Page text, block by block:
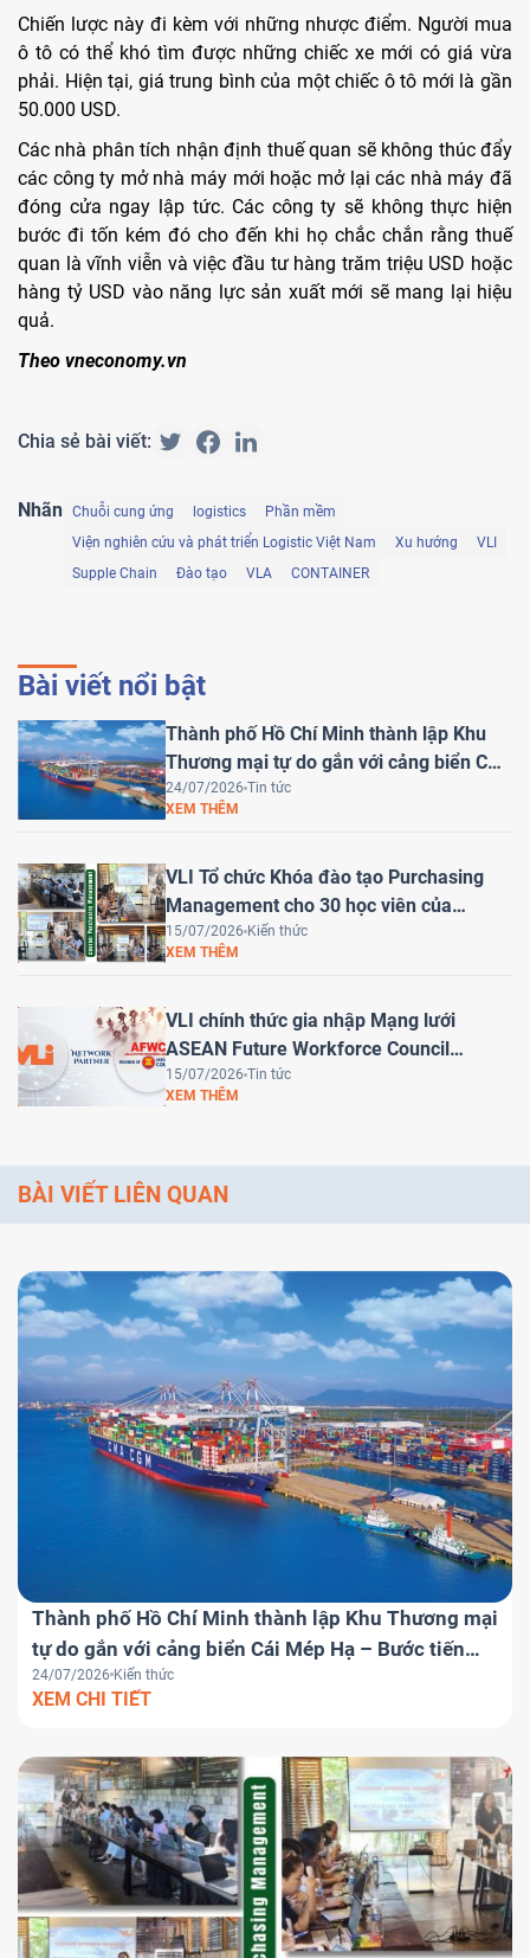
Chiến lược này đi kèm với những nhược điểm. Người mua
ô tô có thể khó tìm được những chiếc xe mới có giá vừa
phải. Hiện tại, giá trung bình của một chiếc ô tô mới là gần
50.000 USD.
Các nhà phân tích nhận định thuế quan sẽ không thúc đẩy
các công ty mở nhà máy mới hoặc mở lại các nhà máy đã
đóng cửa ngay lập tức. Các công ty sẽ không thực hiện
bước đi tốn kém đó cho đến khi họ chắc chắn rằng thuế
quan là vĩnh viễn và việc đầu tư hàng trăm triệu USD hoặc
hàng tỷ USD vào năng lực sản xuất mới sẽ mang lại hiệu
quả.
Theo vneconomy.vn
Chia sẻ bài viết:
Nhãn Chuỗi cung ứng logistics
Phần mềm
Viện nghiên cứu và phát triển Logistic Việt Nam
Xu hướng
VLI
Supple Chain
Đào tạo VLA CONTAINER
Bài viết nổi bật
Thành phố Hồ Chí Minh thành lập Khu
Thương mại tự do gắn với cảng biển Cái
Mép Hạ – Bước tiến chiến lược đưa Việt
Nam trở thành trung tâm logistics khu
24/07/2026 Tin tức
XEM THÊM
VLI Tổ chức Khóa đào tạo Purchasing
Management cho 30 học viên của
HEINEKEN Việt Nam
15/07/2026 Kiến thức
XEM THÊM
VLI chính thức gia nhập Mạng lưới
ASEAN Future Workforce Council
(AFWC)
15/07/2026 Tin tức
XEM THÊM
BÀI VIẾT LIÊN QUAN
Thành phố Hồ Chí Minh thành lập Khu Thương mại
tự do gắn với cảng biển Cái Mép Hạ – Bước tiến
chiến lược đưa Việt Nam trở thành trung tâm
logistics khu vực
24/07/2026 Kiến thức
XEM CHI TIẾT